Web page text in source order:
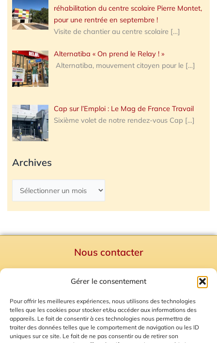
Gérer le consentement
Pour offrir les meilleures expériences, nous utilisons des technologies
telles que les cookies pour stocker et/ou accéder aux informations des
appareils. Le fait de consentir à ces technologies nous permettra de
traiter des données telles que le comportement de navigation ou les ID
uniques sur ce site. Le fait de ne pas consentir ou de retirer son
réhabilitation du centre scolaire Pierre Montet,
pour une rentrée en septembre !
Visite de chantier au centre scolaire […]
Alternatiba « On prend le Relay ! »
Alternatiba, mouvement citoyen pour le […]
Cap sur l’Emploi : Le Mag de France Travail
Sixième volet de notre rendez-vous Cap […]
Archives
Nous contacter
Mentions Légales
Plan du site
Gestion des Cookies